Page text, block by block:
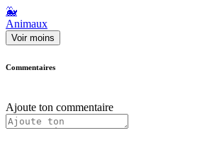
🐳
Animaux
Voir moins
Commentaires
Ajoute ton commentaire